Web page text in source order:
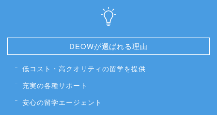
DEOWが選ばれる理由
低コスト・高クオリティの留学を提供
充実の各種サポート
安心の留学エージェント